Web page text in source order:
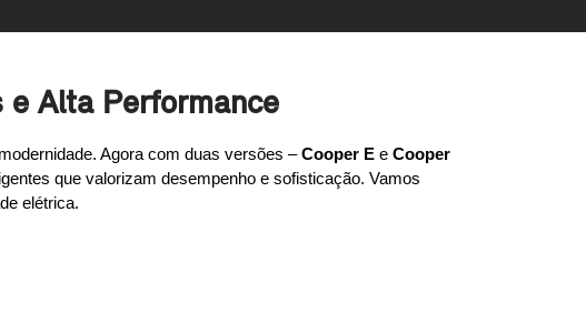
e Alta Performance
Agora com duas versões – Cooper E e Cooper
que valorizam desempenho e sofisticação. Vamos
elétrica.